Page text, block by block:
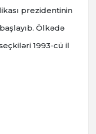
prezidentinin
Ölkədə
1993-cü il